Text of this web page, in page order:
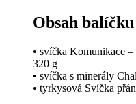
Obsah balíčku
• svíčka Komunikace
320 g
• svíčka s minerály
• tyrkysová Svíčka